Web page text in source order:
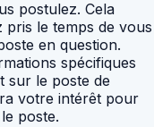
postulez. Cela
pris le temps de vous
en question.
spécifiques
sur le poste de
votre intérêt pour
poste.